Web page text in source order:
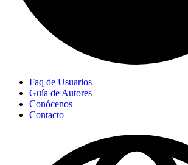
Faq de Usuarios
Guía de Autores
Conócenos
Contacto